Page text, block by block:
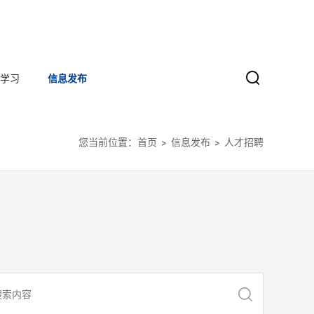
习 信息发布
您当前位置： 首页 信息发布 人才招聘